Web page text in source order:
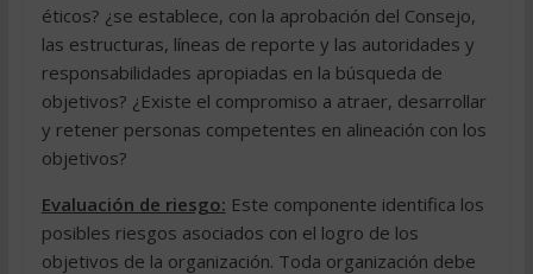
éticos? ¿se establece, con la aprobación del Consejo,
las estructuras, líneas de reporte y las autoridades y
responsabilidades apropiadas en la búsqueda de
objetivos? ¿Existe el compromiso a atraer, desarrollar
y retener personas competentes en alineación con los
objetivos?
Evaluación de riesgo: Este componente identifica los
posibles riesgos asociados con el logro de los
objetivos de la organización. Toda organización debe